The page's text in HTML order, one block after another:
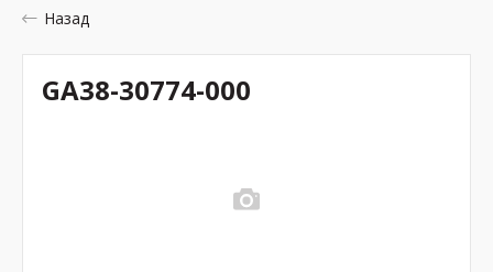
Назад
GA38-30774-000